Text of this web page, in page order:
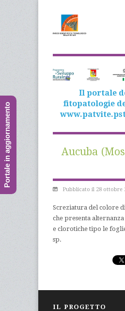
Il portale
fitopatologie
Aucuba
Pubblicato il 28 ottobre
Screziatura del colore
che presenta
e clorotiche tipo le
sp.
IL PROGETTO
Portale in aggiornamento